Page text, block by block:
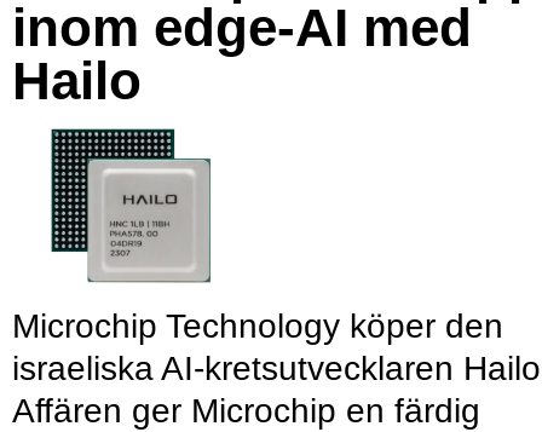
inom edge-AI med
Hailo
Microchip Technology köper den
israeliska AI-kretsutvecklaren
Affären ger Microchip en färdig